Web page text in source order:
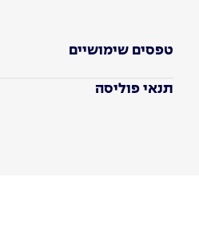
טפסים שימושיים
תנאי פוליסה